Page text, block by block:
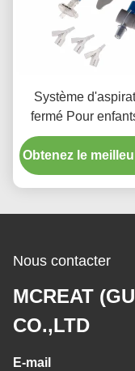
Système
fermé Pour
type 72H
Obtenez le
Nous contacter
MCREAT
CO.,LTD
E-mail